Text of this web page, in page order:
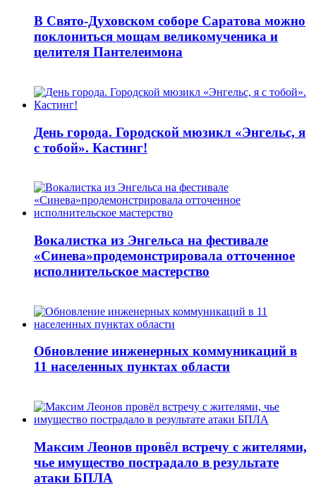
В Свято-Духовском соборе Саратова можно
поклониться мощам великомученика и
целителя Пантелеимона
День города. Городской мюзикл «Энгельс, я
с тобой». Кастинг!
Вокалистка из Энгельса на фестивале
«Синева»продемонстрировала отточенное
исполнительское мастерство
Обновление инженерных коммуникаций в
11 населенных пунктах области
Максим Леонов провёл встречу с жителями,
чье имущество пострадало в результате
атаки БПЛА